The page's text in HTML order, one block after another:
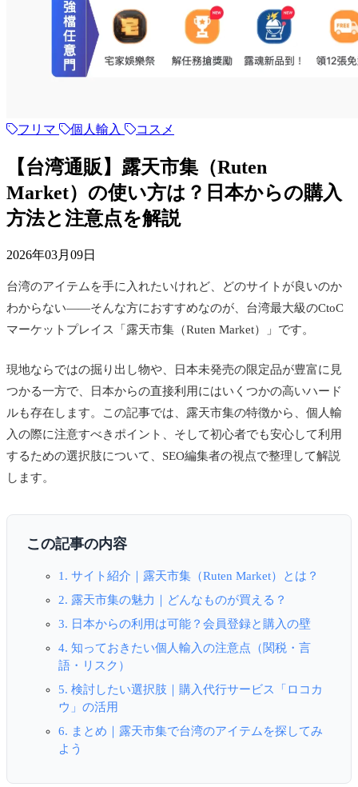
フリマ 個人輸入 コスメ
【台湾通販】露天市集（Ruten
Market）の使い方は？日本からの購入
方法と注意点を解説
2026年03月09日
台湾のアイテムを手に入れたいけれど、どのサイトが良いのか
わからない——そんな方におすすめなのが、台湾最大級のCtoC
マーケットプレイス「露天市集（Ruten Market）」です。
現地ならではの掘り出し物や、日本未発売の限定品が豊富に見
つかる一方で、日本からの直接利用にはいくつかの高いハード
ルも存在します。この記事では、露天市集の特徴から、個人輸
入の際に注意すべきポイント、そして初心者でも安心して利用
するための選択肢について、SEO編集者の視点で整理して解説
します。
この記事の内容
1. サイト紹介｜露天市集（Ruten Market）とは？
2. 露天市集の魅力｜どんなものが買える？
3. 日本からの利用は可能？会員登録と購入の壁
4. 知っておきたい個人輸入の注意点（関税・言
語・リスク）
5. 検討したい選択肢｜購入代行サービス「ロコカ
ウ」の活用
6. まとめ｜露天市集で台湾のアイテムを探してみ
よう